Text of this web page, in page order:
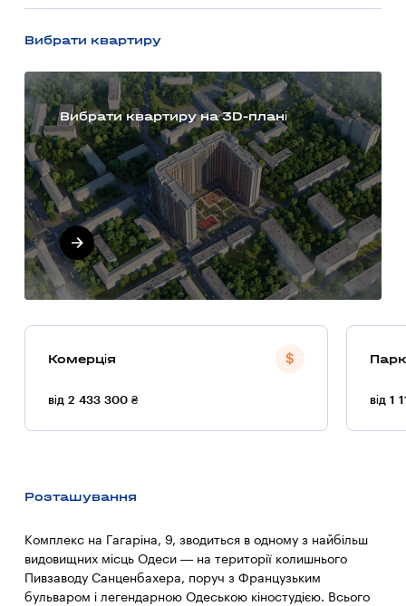
Вибрати квартиру
Вибрати квартиру на 3D-плані
Комерція
від 2 433 300 ₴ від 1
Розташування
Комплекс на Гагаріна, 9, зводиться в одному з найбільш
видовищних місць Одеси — на території колишнього
Пивзаводу Санценбахера, поруч з Французьким
бульваром і легендарною Одеською кіностудією. Всього